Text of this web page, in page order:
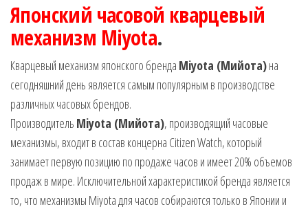
Японский часовой кварцевый
механизм Miyota.
Кварцевый механизм японского бренда Miyota (Мийота)на
сегодняшний день является самым популярным в производстве
различных часовых брендов.
Производитель Miyota (Мийота), производящий часовые
механизмы, входит в состав концерна Citizen Watch, который
занимает первую позицию по продаже часов и имеет 20% объемов
продаж в мире. Исключительной характеристикой бренда является
то, что механизмы Miyota для часов собираются только в Японии и